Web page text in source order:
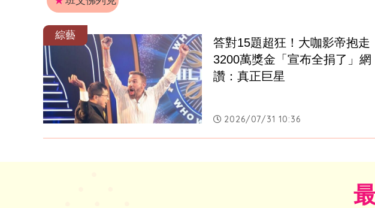
綜藝
答對15題超狂！大咖影帝抱走
3200萬獎金「宣布全捐了」網
讚：真正巨星
2026/07/31 10:36